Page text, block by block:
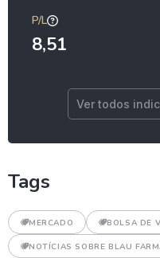
P/L
8,51
Ver todos
Tags
MERCADO BOLSA DE
NOTÍCIAS SOBRE BLAU